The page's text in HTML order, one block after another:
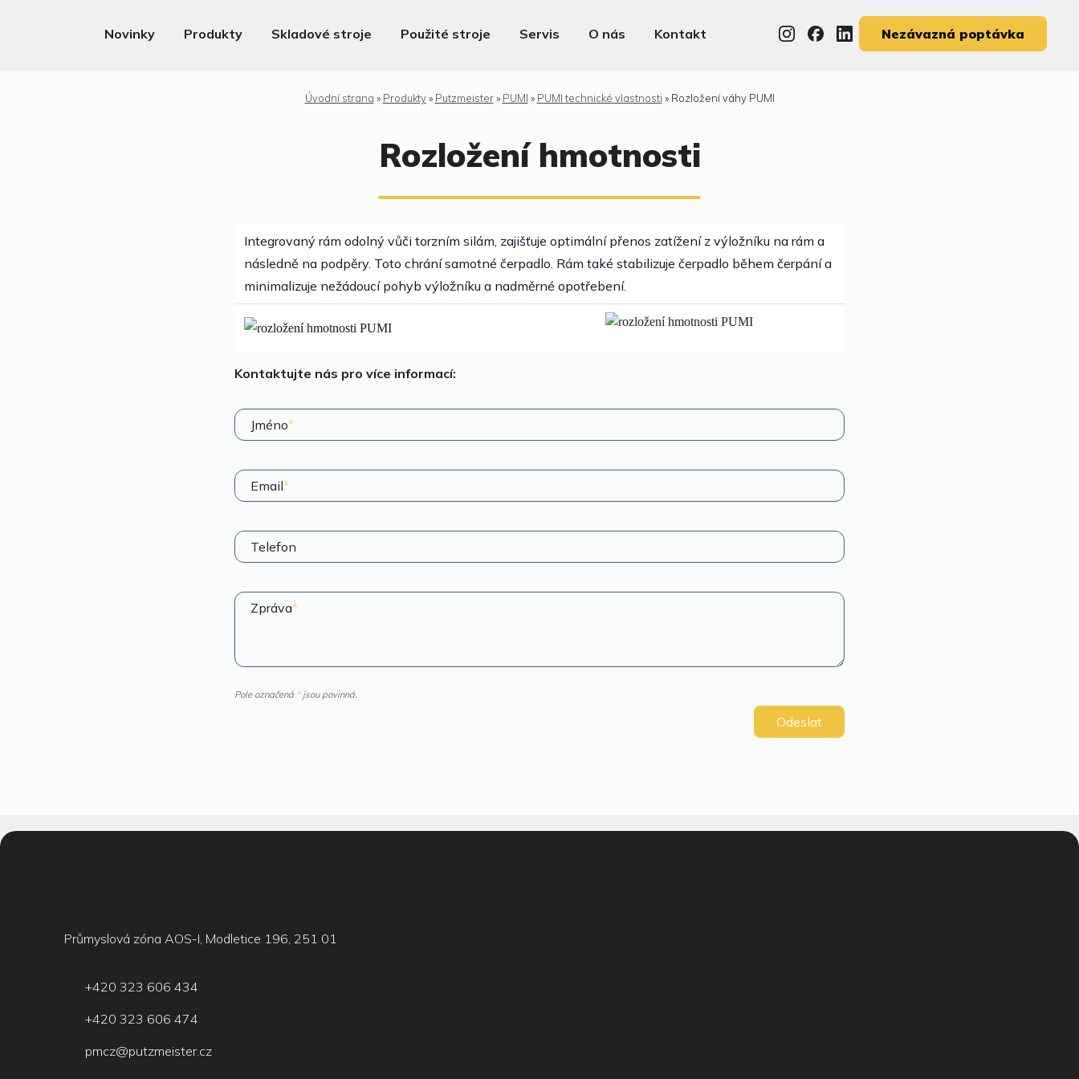
Novinky Produkty Skladové stroje Použité stroje Servis O nás Kontakt Nezávazná poptávka
Úvodní strana » Produkty» Putzmeister» PUMI » PUMI technické vlastnosti » Rozložení váhy PUMI
Rozložení hmotnosti
Integrovaný rám odolný vůči torzním silám, zajišťuje optimální přenos zatížení z výložníku na rám a
následně na podpěry. Toto chrání samotné čerpadlo. Rám také stabilizuje čerpadlo během čerpání a
minimalizuje nežádoucí pohyb výložníku a nadměrné opotřebení.
Kontaktujte nás pro více informací:
Jméno*
Email*
Telefon
Zpráva*
Pole označená *jsou povinná.
Průmyslová zóna AOS-I, Modletice 196, 251 01
+420 323 606 434
+420 323 606 474
pmcz@putzmeister.cz